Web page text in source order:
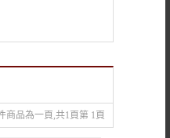
商品為一頁,共1頁第 1頁